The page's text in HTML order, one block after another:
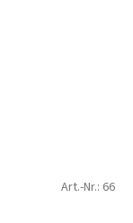
Art.-Nr.: 66